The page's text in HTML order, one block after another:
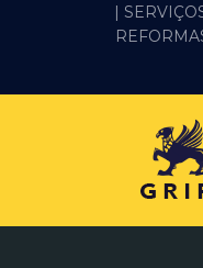
ALVENARIA E PEDREIRO
|